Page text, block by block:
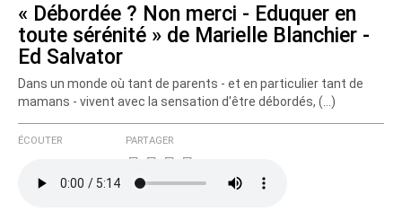
« Débordée ? Non merci - Eduquer en
toute sérénité » de Marielle Blanchier -
Ed Salvator
Dans un monde où tant de parents - et en particulier tant de
mamans - vivent avec la sensation d'être débordés, (…)
ÉCOUTER PARTAGER